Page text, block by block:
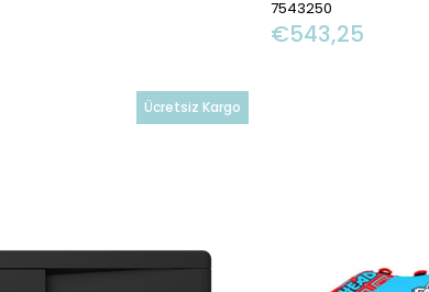
7543250
€543,25
Ücretsiz Kargo